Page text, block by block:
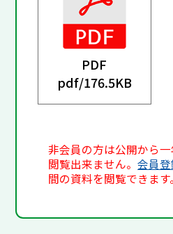
PDF
pdf/176.5KB
非会員の方は公開から
閲覧出来ません。会員
間の資料を閲覧できます。